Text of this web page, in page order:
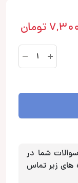
تومان
PSW-
6900
شما در
های زیر تماس